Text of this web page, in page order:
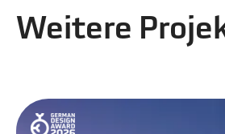
Weitere